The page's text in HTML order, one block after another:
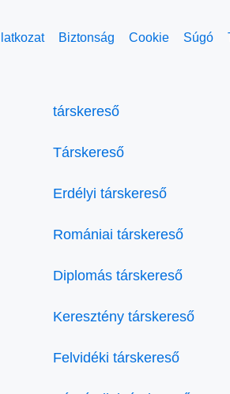
Biztonság Cookie Súgó
társkereső
Társkereső
Erdélyi társkereső
Romániai társkereső
Diplomás társkereső
Keresztény társkereső
Felvidéki társkereső